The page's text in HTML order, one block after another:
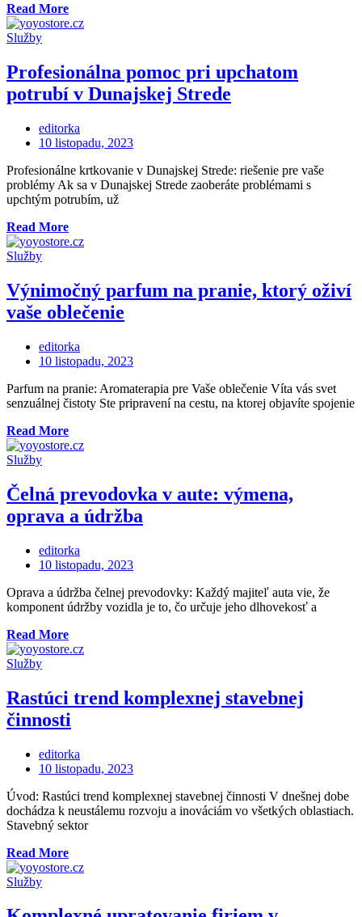
Read More„Profesionálne
tepovanie
svoj
interiér“
Služby
Profesionálna pomoc pri upchatom
potrubí v Dunajskej Strede
editorka
Posted
10 listopadu, 2023
Profesionálne krtkovanie v Dunajskej Strede: riešenie pre vaše
problémy Ak sa v Dunajskej Strede zaoberáte problémami s
upchtým potrubím, už
Read More„Profesionálna
pomoc
potrubí
v
Dunajskej
Služby
Výnimočný parfum na pranie, ktorý oživí
vaše oblečenie
editorka
Posted
10 listopadu, 2023
Parfum na pranie: Aromaterapia pre Vaše oblečenie Víta vás svet
senzuálnej čistoty Ste pripravení na cestu, na ktorej objavíte spojenie
Read More„Výnimočný
parfum
oživí
vaše
Služby
Čelná prevodovka v aute: výmena,
oprava a údržba
editorka
Posted
10 listopadu, 2023
Oprava a údržba čelnej prevodovky: Každý majiteľ auta vie, že
komponent údržby vozidla je to, čo určuje jeho dlhovekosť a
Read More„Čelná
prevodovka
výmena,
oprava
a
Služby
Rastúci trend komplexnej stavebnej
činnosti
editorka
Posted
10 listopadu, 2023
Úvod: Rastúci trend komplexnej stavebnej činnosti V dnešnej dobe
dochádza k neustálemu rozvoju a inováciám vo všetkých oblastiach.
Stavebný sektor
Read More„Rastúci
trend
činnosti“
Služby